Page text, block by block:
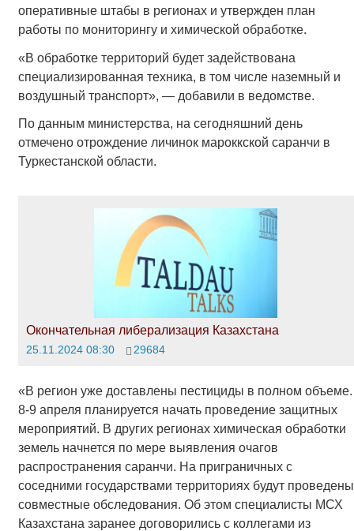
оперативные штабы в регионах и утвержден план
работы по мониторингу и химической обработке.
«В обработке территорий будет задействована
специализированная техника, в том числе наземный и
воздушный транспорт», — добавили в ведомстве.
По данным министерства, на сегодняшний день
отмечено отрождение личинок мароккской саранчи в
Туркестанской области.
Окончательная либерализация Казахстана
25.11.2024 08:30 29684
«В регион уже доставлены пестициды в полном объеме.
8-9 апреля планируется начать проведение защитных
мероприятий. В других регионах химическая обработки
земель начнется по мере выявления очагов
распространения саранчи. На приграничных с
соседними государствами территориях будут проведены
совместные обследования. Об этом специалисты МСХ
Казахстана заранее договорились с коллегами из